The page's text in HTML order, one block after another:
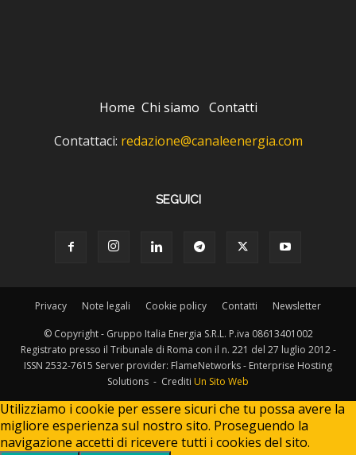
Home Chi siamo Contatti
Contattaci: redazione@canaleenergia.com
SEGUICI
Privacy Note legali Cookie policy Contatti Newsletter
© Copyright - Gruppo Italia Energia S.R.L. P.iva 08613401002
Registrato presso il Tribunale di Roma con il n. 221 del 27 luglio 2012 -
ISSN 2532-7615 Server provider: FlameNetworks - Enterprise Hosting
Solutions - Crediti Un Sito Web
Utilizziamo i cookie per essere sicuri che tu possa avere la
migliore esperienza sul nostro sito. Proseguendo la
navigazione accetti di ricevere tutti i cookies del sito.